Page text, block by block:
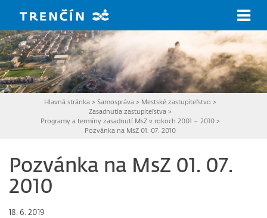
Hlavná stránka > Samospráva > Mestské zastupiteľstvo >
Zasadnutia zastupiteľstva >
Programy a termíny zasadnutí MsZ v rokoch 2001 – 2010>
Pozvánka na MsZ 01. 07. 2010
Pozvánka na MsZ 01. 07.
2010
18. 6. 2019